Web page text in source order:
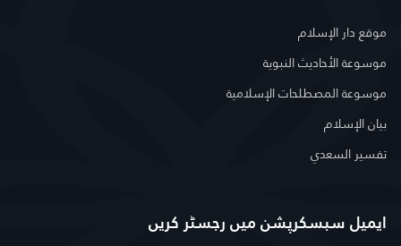
موقع دار الإسلام
موسوعة الأحاديث النبوية
موسوعة المصطلحات الإسلامية
بيان الإسلام
تفسير السعدي
ایمیل سبسکرپشن میں رجسٹر کریں